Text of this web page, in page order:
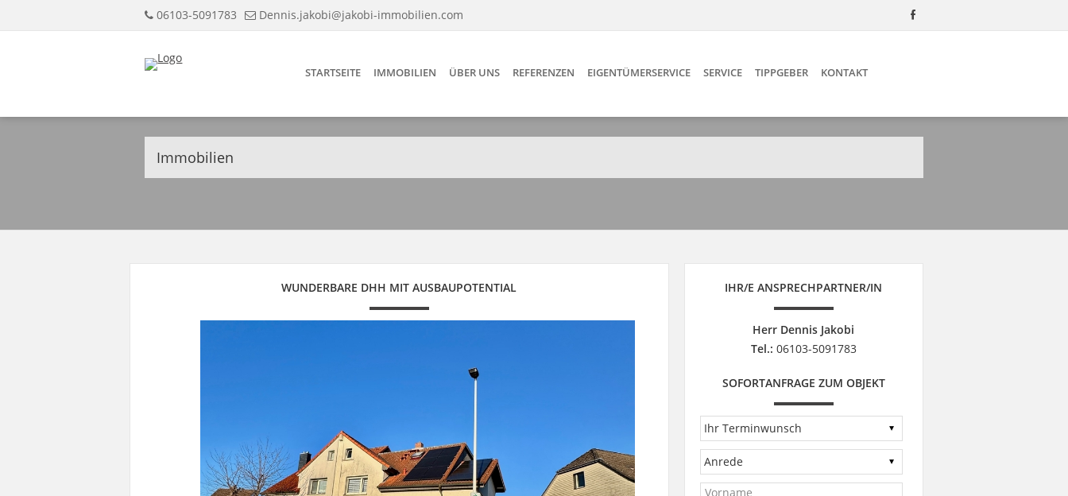
06103-5091783 Dennis.jakobi@jakobi-immobilien.com
STARTSEITE IMMOBILIEN ÜBER UNS REFERENZEN EIGENTÜMERSERVICE SERVICE TIPPGEBER KONTAKT
Immobilien
WUNDERBARE DHH MIT AUSBAUPOTENTIAL IHR/E ANSPRECHPARTNER/IN
Herr Dennis Jakobi
Tel.: 06103-5091783
SOFORTANFRAGE ZUM OBJEKT